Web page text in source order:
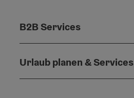
B2B Services
Urlaub planen & Services